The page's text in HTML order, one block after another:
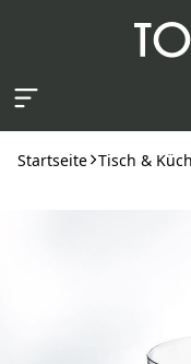
Startseite Tisch &